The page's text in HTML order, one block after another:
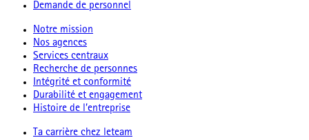
Demande de personnel
Notre mission
Nos agences
Services centraux
Recherche de personnes
Intégrité et conformité
Durabilité et engagement
Histoire de l’entreprise
Ta carrière chez leteam